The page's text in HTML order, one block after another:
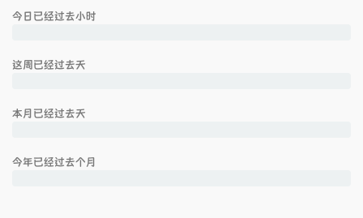
今日已经过去小时
这周已经过去天
本月已经过去天
今年已经过去个月